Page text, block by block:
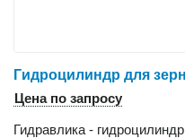
Цена по запросу
Гидравлика - гидроцилиндр